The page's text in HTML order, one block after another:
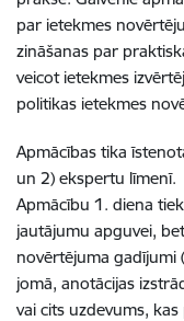
par ietekmes
zināšanas par
veicot ietekmes
politikas ietekmes
Apmācības tika
un 2) ekspertu līmenī.
Apmācību 1. diena
jautājumu apguvei,
novērtējuma gadījumi
jomā, anotācijas
vai cits uzdevums,